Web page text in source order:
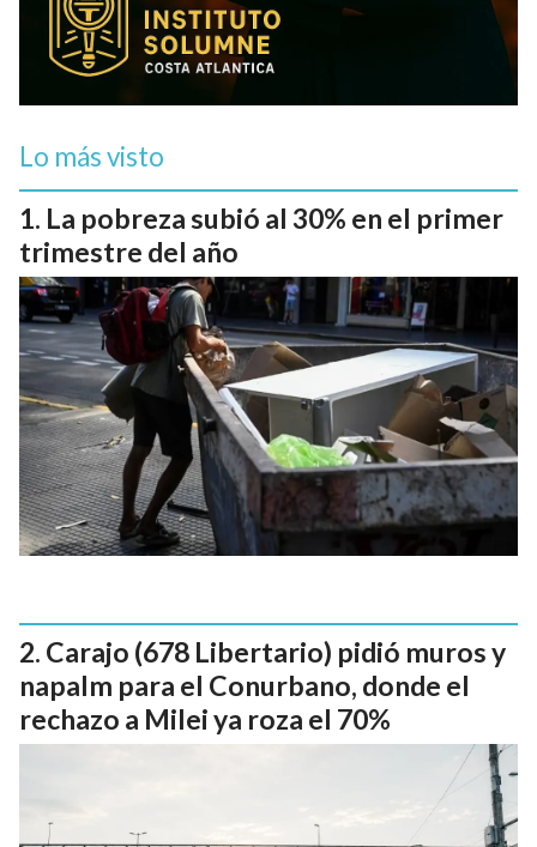
Lo más visto
La pobreza subió al 30% en el primer
trimestre del año
Carajo (678 Libertario) pidió muros y
napalm para el Conurbano, donde el
rechazo a Milei ya roza el 70%